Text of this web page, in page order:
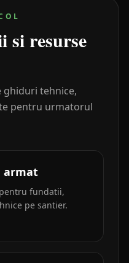
si resurse
ghiduri tehnice,
pentru urmatorul
armat
fundatii,
pe santier.